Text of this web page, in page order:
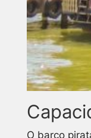
O barco